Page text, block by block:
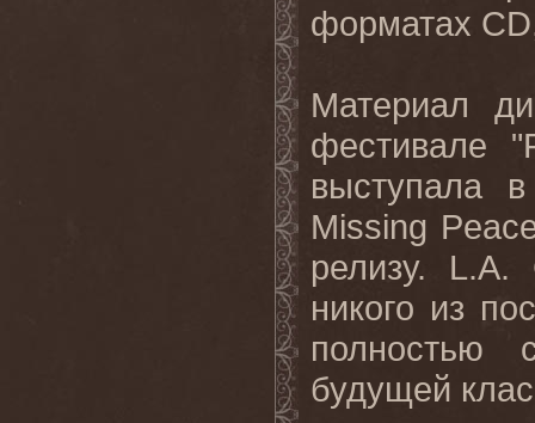
форматах CD
Материал
фестивале "
выступала
Missing
релизу. L.A.
никого из
полностью
будущей